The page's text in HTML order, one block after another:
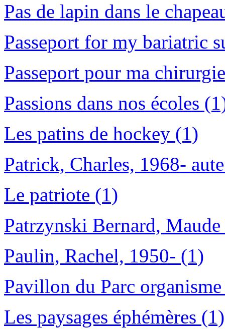
Pas de lapin dans le
Passeport for my bariatric
Passeport pour ma
Passions dans nos écoles
Les patins de hockey (1)
Patrick, Charles, 1968-
Le patriote (1)
Patrzynski Bernard,
Paulin, Rachel, 1950- (1)
Pavillon du Parc
Les paysages éphémères (1)